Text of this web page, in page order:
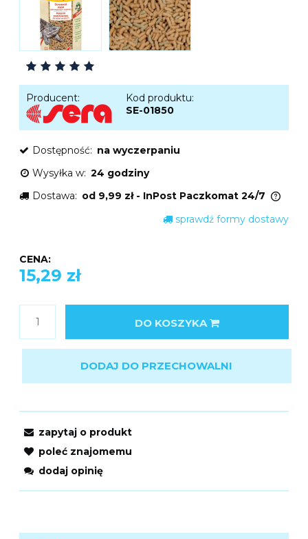
Producent:
Kod produktu:
SE-01850
Dostępność: na wyczerpaniu
Wysyłka w: 24 godziny
Dostawa: od 9,99 zł - InPost Paczkomat 24/7
sprawdź formy dostawy
CENA:
15,29 zł
DO KOSZYKA
DODAJ DO PRZECHOWALNI
zapytaj o produkt
poleć znajomemu
dodaj opinię